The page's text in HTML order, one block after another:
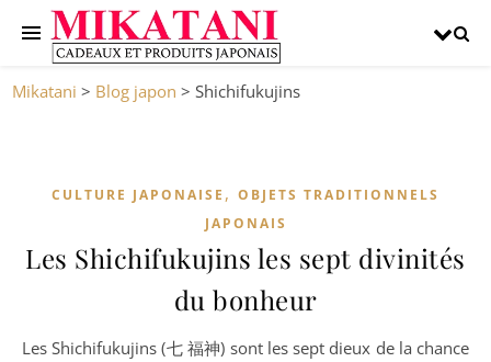
Mikatani > Blog japon > Shichifukujins
CULTURE JAPONAISE , OBJETS TRADITIONNELS
JAPONAIS
Les Shichifukujins les sept divinités
du bonheur
Les Shichifukujins (七 福神) sont les sept dieux de la chance